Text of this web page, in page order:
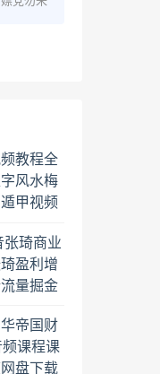
教程全
风水梅
甲视频
度云网
张琦商业
盈利增
量掘金
帝国财
课程课
盘下载